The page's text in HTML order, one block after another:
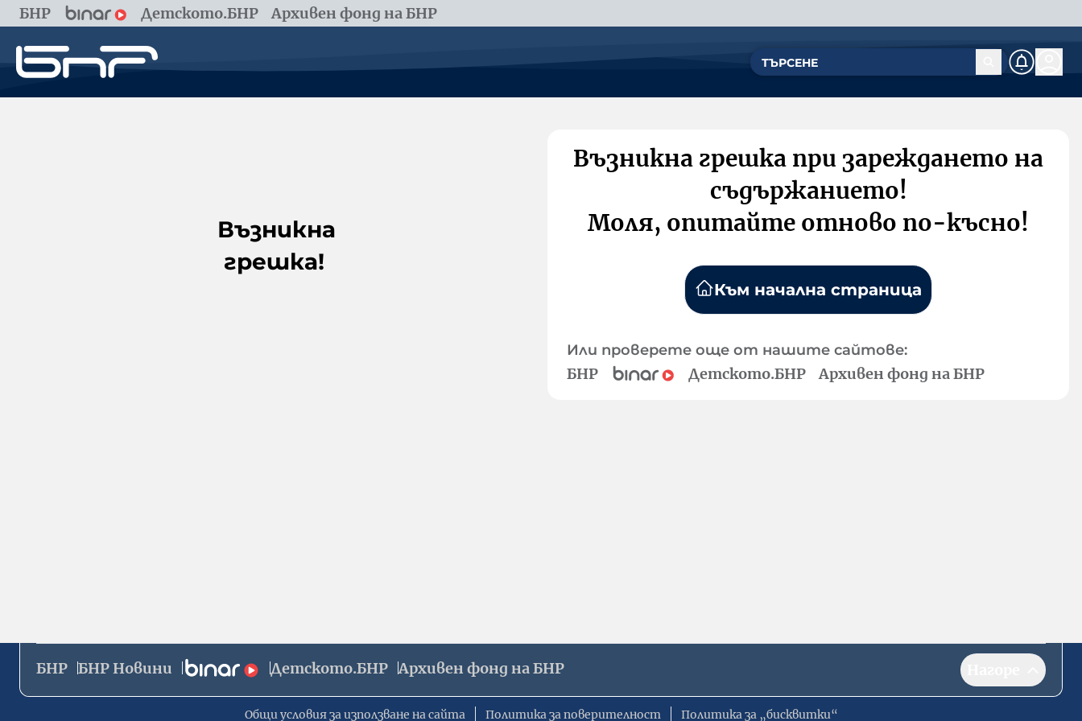
БНР Детското.БНР Архивен фонд на БНР
Възникна
грешка!
Възникна грешка при зареждането на
съдържанието!
Моля, опитайте отново по-късно!
Към начална страница
Или проверете още от нашите сайтове:
БНР Детското.БНР Архивен фонд на БНР
БНР БНР Новини Детското.БНР Архивен фонд на БНР
Общи условия за използване на сайта Политика за поверителност Политика за „бисквитки“